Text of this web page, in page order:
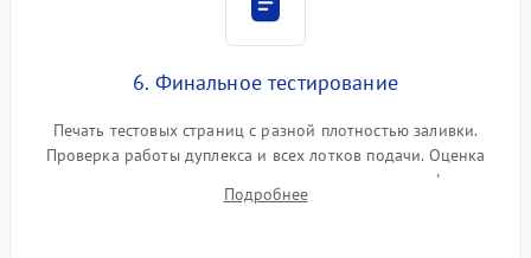
6. Финальное тестирование
Печать тестовых страниц с разной плотностью заливки.
Проверка работы дуплекса и всех лотков подачи. Оценка
качества запекания тонера и полное отсутствие дефектов
изображения перед выдачей готового устройства.
Подробнее